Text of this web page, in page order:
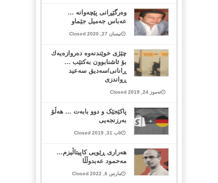
وه‌رگێڕانی پێچه‌وانه‌ …
عه‌باس جه‌میل جێماو
نیسان 27, 2020 Closed
چێژی خوێندنه‌وه‌ ده‌روازه‌یه‌ك
بۆ ئاشنابوون به‌كتێب …
ڕانانی/سه‌دیق سه‌عید
ڕواندزی
تەموز 24, 2019 Closed
پاکێجێک و دوو بابەت … هەڵۆ
بەرزنجەیی
ئاب 31, 2019 Closed
هەراری ڕێویی کاپیتاڵیزم…
مەحمود عەبدوڵڵا
مارس 6, 2022 Closed